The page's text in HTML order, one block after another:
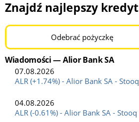
Znajdź najlepszy kredyt
Odebrać pożyczkęMenu
Burger
Wiadomości — Alior Bank SA
07.08.2026
ALR (+1.74%) - Alior Bank SA - Stooq
04.08.2026
ALR (-0.61%) - Alior Bank SA - Stooq